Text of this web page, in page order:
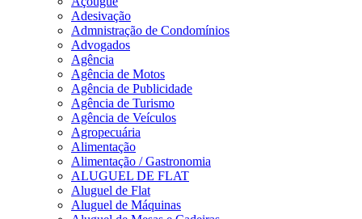
Adesivação
Admnistração de Condomínios
Advogados
Agência
Agência de Motos
Agência de Publicidade
Agência de Turismo
Agência de Veículos
Agropecuária
Alimentação
Alimentação / Gastronomia
ALUGUEL DE FLAT
Aluguel de Flat
Aluguel de Máquinas